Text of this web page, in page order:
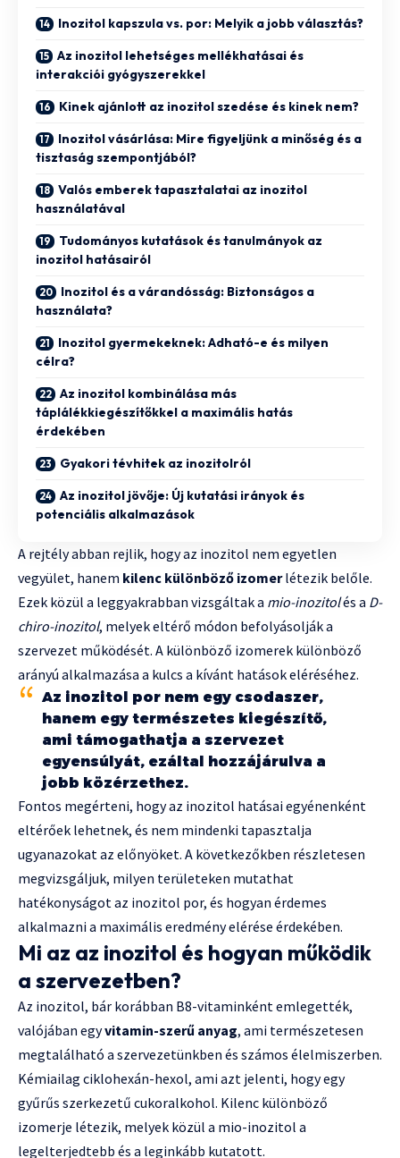
Inozitol kapszula vs. por: Melyik a jobb választás?
Az inozitol lehetséges mellékhatásai és
interakciói gyógyszerekkel
Kinek ajánlott az inozitol szedése és kinek nem?
Inozitol vásárlása: Mire figyeljünk a minőség és a
tisztaság szempontjából?
Valós emberek tapasztalatai az inozitol
használatával
Tudományos kutatások és tanulmányok az
inozitol hatásairól
Inozitol és a várandósság: Biztonságos a
használata?
Inozitol gyermekeknek: Adható-e és milyen
célra?
Az inozitol kombinálása más
táplálékkiegészítőkkel a maximális hatás
érdekében
Gyakori tévhitek az inozitolról
Az inozitol jövője: Új kutatási irányok és
potenciális alkalmazások
A rejtély abban rejlik, hogy az inozitol nem egyetlen
vegyület, hanem kilenc különböző izomerlétezik belőle.
Ezek közül a leggyakrabban vizsgáltak a mio-inozitolés a D-
chiro-inozitol, melyek eltérő módon befolyásolják a
szervezet működését. A különböző izomerek különböző
arányú alkalmazása a kulcs a kívánt hatások eléréséhez.
Az inozitol por nem egy csodaszer,
hanem egy természetes kiegészítő,
ami támogathatja a szervezet
egyensúlyát, ezáltal hozzájárulva a
jobb közérzethez.
Fontos megérteni, hogy az inozitol hatásai egyénenként
eltérőek lehetnek, és nem mindenki tapasztalja
ugyanazokat az előnyöket. A következőkben részletesen
megvizsgáljuk, milyen területeken mutathat
hatékonyságot az inozitol por, és hogyan érdemes
alkalmazni a maximális eredmény elérése érdekében.
Mi az az inozitol és hogyan működik
a szervezetben?
Az inozitol, bár korábban B8-vitaminként emlegették,
valójában egyvitamin-szerű anyag, ami természetesen
megtalálható a szervezetünkben és számos élelmiszerben.
Kémiailag ciklohexán-hexol, ami azt jelenti, hogy egy
gyűrűs szerkezetű cukoralkohol. Kilenc különböző
izomerje létezik, melyek közül a mio-inozitol a
legelterjedtebb és a leginkább kutatott.